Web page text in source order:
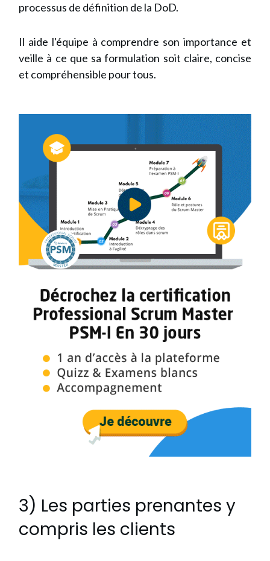
processus de définition de la DoD.
Il aide l'équipe à comprendre son importance et
veille à ce que sa formulation soit claire, concise
et compréhensible pour tous.
3) Les parties prenantes y
compris les clients